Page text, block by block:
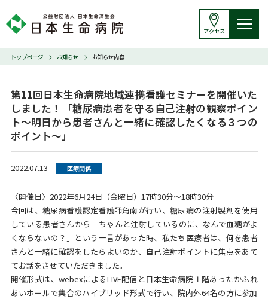
アクセス
トップページ お知らせ お知らせ内容
第11回日本生命病院地域連携看護セミナーを開催いた
しました！「糖尿病患者を守る自己注射の観察ポイン
ト～明日から患者さんと一緒に確認したくなる３つの
ポイント～」
2022.07.13 医療関係
〈開催日〉2022年6月24日（金曜日）17時30分～18時30分
今回は、糖尿病看護認定看護師角南が行い、糖尿病の注射製剤を使用
している患者さんから「ちゃんと注射しているのに、なんで血糖がよ
くならないの？」という一言があった時、私たち医療者は、何を患者
さんと一緒に確認をしたらよいのか、自己注射ポイントに焦点をあて
てお話をさせていただきました。
開催形式は、webexによるLIVE配信と日本生命病院１階あったかふれ
あいホールで集合のハイブリッド形式で行い、院内外64名の方に参加